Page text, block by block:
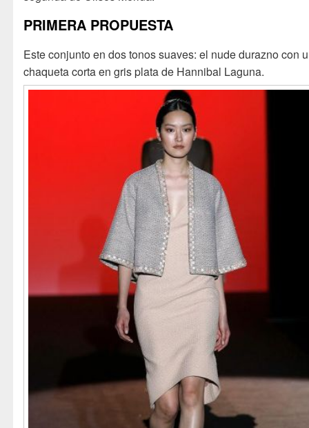
PRIMERA PROPUESTA
Este conjunto en dos tonos suaves: el nude durazno con
chaqueta corta en gris plata de Hannibal Laguna.